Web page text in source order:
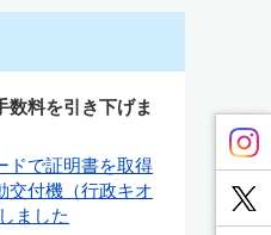
数料を引き下げま
ドで証明書を取得
交付機（行政キオ
ました